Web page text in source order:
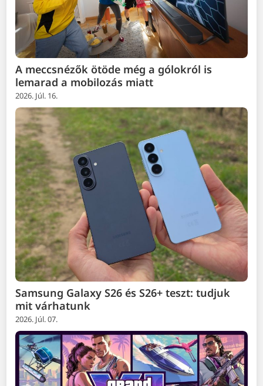
A meccsnézők ötöde még a gólokról is
lemarad a mobilozás miatt
2026. Júl. 16.
Samsung Galaxy S26 és S26+ teszt: tudjuk
mit várhatunk
2026. Júl. 07.